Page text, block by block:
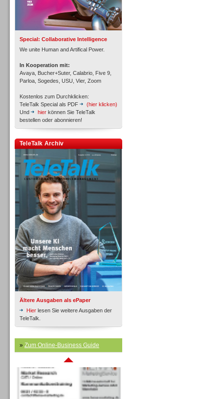
Special: Collaborative Intelligence
We unite Human and Artifical Power.
In Kooperation mit:
Avaya, Bucher+Suter, Calabrio, Five 9,
Parloa, Sogedes, USU, Vier, Zoom
Kostenlos zum Durchklicken:
TeleTalk Special als PDF
(hier klicken)
Und
hier können Sie TeleTalk
bestellen oder abonnieren!
TeleTalk Archiv
Ältere Ausgaben als ePaper
Hier lesen Sie weitere Ausgaben der
TeleTalk.
» Zum Online-Business Guide
Inbound
Inbound
Inbound